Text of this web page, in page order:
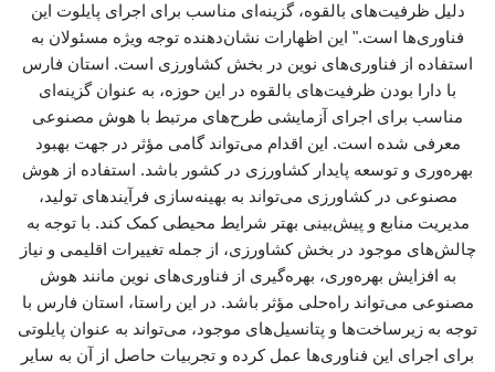
دلیل ظرفیت‌های بالقوه، گزینه‌ای مناسب برای اجرای پایلوت این
فناوری‌ها است." این اظهارات نشان‌دهنده توجه ویژه مسئولان به
استفاده از فناوری‌های نوین در بخش کشاورزی است. استان فارس
با دارا بودن ظرفیت‌های بالقوه در این حوزه، به عنوان گزینه‌ای
مناسب برای اجرای آزمایشی طرح‌های مرتبط با هوش مصنوعی
معرفی شده است. این اقدام می‌تواند گامی مؤثر در جهت بهبود
بهره‌وری و توسعه پایدار کشاورزی در کشور باشد. استفاده از هوش
مصنوعی در کشاورزی می‌تواند به بهینه‌سازی فرآیندهای تولید،
مدیریت منابع و پیش‌بینی بهتر شرایط محیطی کمک کند. با توجه به
چالش‌های موجود در بخش کشاورزی، از جمله تغییرات اقلیمی و نیاز
به افزایش بهره‌وری، بهره‌گیری از فناوری‌های نوین مانند هوش
مصنوعی می‌تواند راه‌حلی مؤثر باشد. در این راستا، استان فارس با
توجه به زیرساخت‌ها و پتانسیل‌های موجود، می‌تواند به عنوان پایلوتی
برای اجرای این فناوری‌ها عمل کرده و تجربیات حاصل از آن به سایر